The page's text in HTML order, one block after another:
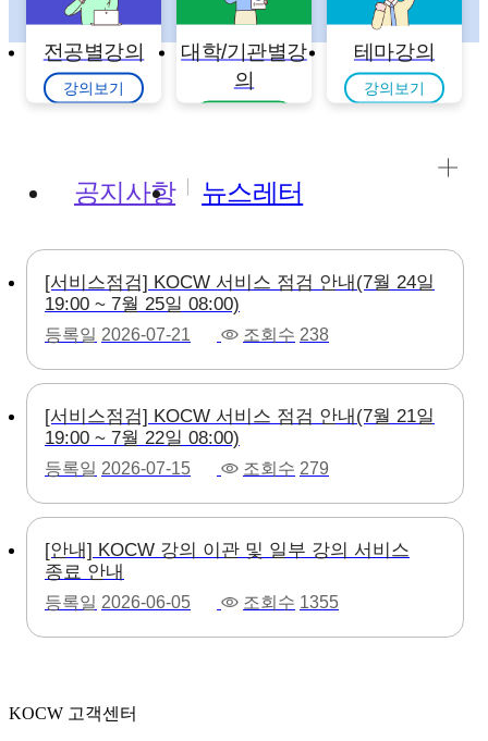
전공별강의
강의보기
대학/기관별강
의
테마강의
강의보기
공지사항 뉴스레터
[서비스점검] KOCW 서비스 점검 안내(7월 24일
19:00 ~ 7월 25일 08:00)
등록일 2026-07-21 조회수 238
[서비스점검] KOCW 서비스 점검 안내(7월 21일
19:00 ~ 7월 22일 08:00)
등록일 2026-07-15 조회수 279
[안내] KOCW 강의 이관 및 일부 강의 서비스
종료 안내
등록일 2026-06-05 조회수 1355
KOCW 고객센터